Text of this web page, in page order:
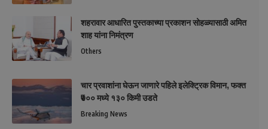
शहरावार आधारित पुस्तकाच्या प्रकाशन सोहळ्यासाठी अमित
शाह यांना निमंत्रण
Others
चार प्रवाशांना घेऊन जाणारे पहिले इलेक्ट्रिक विमान, फक्त
₹७०० मध्ये १३० किमी उडते
Breaking News